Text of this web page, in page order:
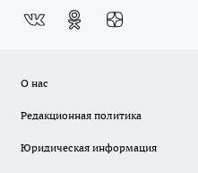
О нас
Редакционная политика
Юридическая информация